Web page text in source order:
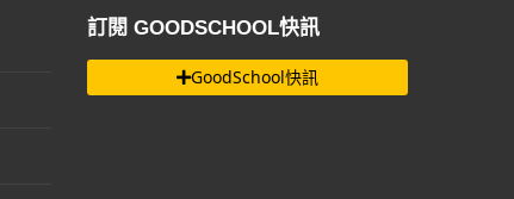
訂閱 GOODSCHOOL快訊
GoodSchool快訊